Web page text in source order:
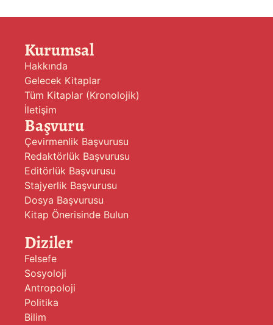
Kurumsal
Hakkında
Gelecek Kitaplar
Tüm Kitaplar (Kronolojik)
İletişim
Başvuru
Çevirmenlik Başvurusu
Redaktörlük Başvurusu
Editörlük Başvurusu
Stajyerlik Başvurusu
Dosya Başvurusu
Kitap Önerisinde Bulun
Diziler
Felsefe
Sosyoloji
Antropoloji
Politika
Bilim